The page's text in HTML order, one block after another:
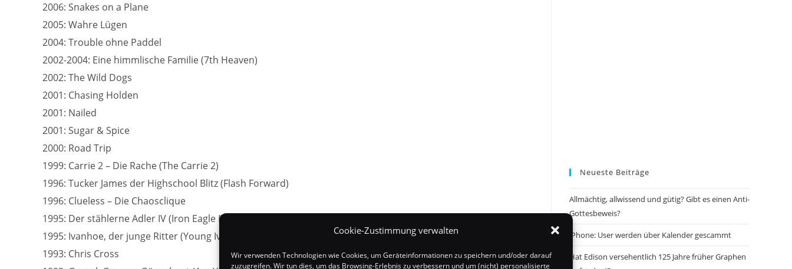
Cookie-Zustimmung verwalten
Wir verwenden Technologien wie Cookies, um Geräteinformationen zu speichern und/oder darauf
zuzugreifen. Wir tun dies, um das Browsing-Erlebnis zu verbessern und um (nicht) personalisierte
2006: Snakes on a Plane
2005: Wahre Lügen
2004: Trouble ohne Paddel
2002-2004: Eine himmlische Familie (7th Heaven)
2002: The Wild Dogs
2001: Chasing Holden
2001: Nailed
2001: Sugar & Spice
2000: Road Trip
1999: Carrie 2 – Die Rache (The Carrie 2)
1996: Tucker James der Highschool Blitz (Flash Forward)
1996: Clueless – Die Chaosclique
1995: Der stählerne Adler IV (Iron Eagle IV)
1995: Ivanhoe, der junge Ritter (Young Ivanhoe)
1993: Chris Cross
Neueste Beiträge
Allmächtig, allwissend und gütig? Gibt es einen Anti-
Gottesbeweis?
iPhone: User werden über Kalender gescammt
Hat Edison versehentlich 125 Jahre früher Graphen